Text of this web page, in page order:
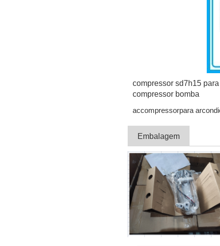
compressor sd7h15
compressor bomba
accompressorpara
Embalagem